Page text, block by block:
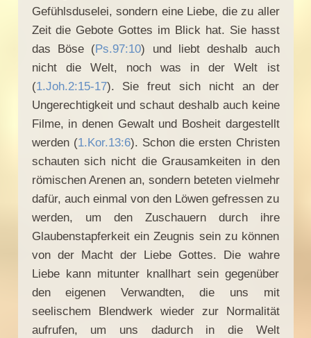
Gefühlsduselei, sondern eine Liebe, die zu aller
Zeit die Gebote Gottes im Blick hat. Sie hasst
das Böse (Ps.97:10) und liebt deshalb auch
nicht die Welt, noch was in der Welt ist
(1.Joh.2:15-17). Sie freut sich nicht an der
Ungerechtigkeit und schaut deshalb auch keine
Filme, in denen Gewalt und Bosheit dargestellt
werden (1.Kor.13:6). Schon die ersten Christen
schauten sich nicht die Grausamkeiten in den
römischen Arenen an, sondern beteten vielmehr
dafür, auch einmal von den Löwen gefressen zu
werden, um den Zuschauern durch ihre
Glaubenstapferkeit ein Zeugnis sein zu können
von der Macht der Liebe Gottes. Die wahre
Liebe kann mitunter knallhart sein gegenüber
den eigenen Verwandten, die uns mit
seelischem Blendwerk wieder zur Normalität
aufrufen, um uns dadurch in die Welt